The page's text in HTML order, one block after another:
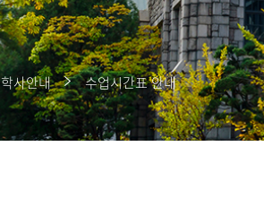
학사안내 수업시간표 안내